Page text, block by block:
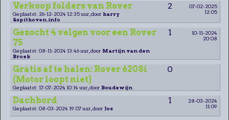
Verkoop folders van Rover 2
07-02-2025
12:05
Geplaatst: 26-12-2024 12:35 uur, door harry
&spithoven.info
Gezocht 4 velgen voor een Rover
75
1
10-11-2024
20:08
Geplaatst: 08-11-2024 13:46 uur, door Martijn van den
Broek
Gratis af te halen: Rover 620Si
(Motor loopt niet)
0
Geplaatst: 17-07-2024 10:14 uur, door Boudewijn
Dachbord 1
28-03-2024
11:09
Geplaatst: 08-03-2024 19:07 uur, door Jos